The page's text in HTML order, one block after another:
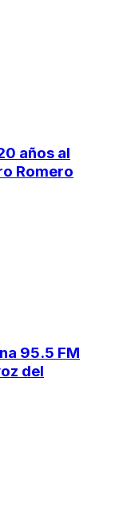
años al
Romero
95.5 FM
del